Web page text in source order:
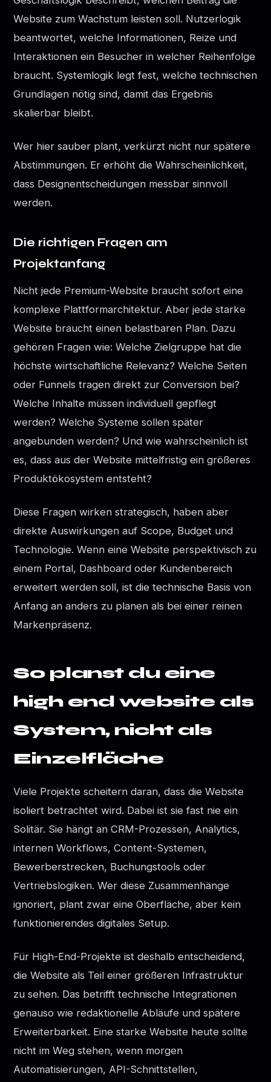
Website zum Wachstum leisten soll. Nutzerlogik
beantwortet, welche Informationen, Reize und
Interaktionen ein Besucher in welcher Reihenfolge
braucht. Systemlogik legt fest, welche technischen
Grundlagen nötig sind, damit das Ergebnis
skalierbar bleibt.
Wer hier sauber plant, verkürzt nicht nur spätere
Abstimmungen. Er erhöht die Wahrscheinlichkeit,
dass Designentscheidungen messbar sinnvoll
werden.
Die richtigen Fragen am
Projektanfang
Nicht jede Premium-Website braucht sofort eine
komplexe Plattformarchitektur. Aber jede starke
Website braucht einen belastbaren Plan. Dazu
gehören Fragen wie: Welche Zielgruppe hat die
höchste wirtschaftliche Relevanz? Welche Seiten
oder Funnels tragen direkt zur Conversion bei?
Welche Inhalte müssen individuell gepflegt
werden? Welche Systeme sollen später
angebunden werden? Und wie wahrscheinlich ist
es, dass aus der Website mittelfristig ein größeres
Produktökosystem entsteht?
Diese Fragen wirken strategisch, haben aber
direkte Auswirkungen auf Scope, Budget und
Technologie. Wenn eine Website perspektivisch zu
einem Portal, Dashboard oder Kundenbereich
erweitert werden soll, ist die technische Basis von
Anfang an anders zu planen als bei einer reinen
Markenpräsenz.
So planst du eine
high end website als
System, nicht als
Einzelfläche
Viele Projekte scheitern daran, dass die Website
isoliert betrachtet wird. Dabei ist sie fast nie ein
Solitär. Sie hängt an CRM-Prozessen, Analytics,
internen Workflows, Content-Systemen,
Bewerberstrecken, Buchungstools oder
Vertriebslogiken. Wer diese Zusammenhänge
ignoriert, plant zwar eine Oberfläche, aber kein
funktionierendes digitales Setup.
Für High-End-Projekte ist deshalb entscheidend,
die Website als Teil einer größeren Infrastruktur
zu sehen. Das betrifft technische Integrationen
genauso wie redaktionelle Abläufe und spätere
Erweiterbarkeit. Eine starke Website heute sollte
nicht im Weg stehen, wenn morgen
Automatisierungen, API-Schnittstellen,